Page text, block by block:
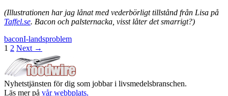
(Illustrationen har jag lånat med vederbörligt tillstånd från Lisa på
Taffel.se. Bacon och palsternacka, visst låter det smarrigt?)
baconI-landsproblem
Posts
navigation
1 2 Next →
Nyhetstjänsten för dig som jobbar i livsmedelsbranschen.
Läs mer på vår webbplats.